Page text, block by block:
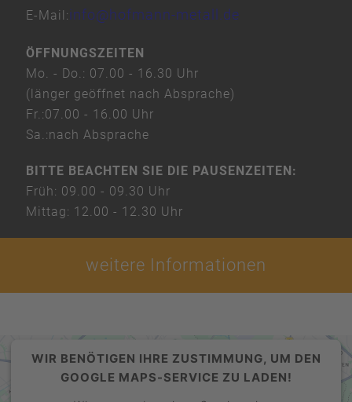
E-Mail:info@hofmann-metall.de
ÖFFNUNGSZEITEN
Mo. - Do.: 07.00 - 16.30 Uhr
(länger geöffnet nach Absprache)
Fr.:07.00 - 16.00 Uhr
Sa.:nach Absprache
BITTE BEACHTEN SIE DIE PAUSENZEITEN:
Früh: 09.00 - 09.30 Uhr
Mittag: 12.00 - 12.30 Uhr
weitere Informationen
WIR BENÖTIGEN IHRE ZUSTIMMUNG, UM DEN
GOOGLE MAPS-SERVICE ZU LADEN!